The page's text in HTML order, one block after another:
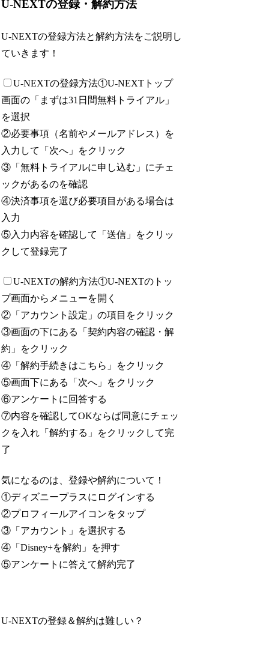
U-NEXTの登録・解約方法
U-NEXTの登録方法と解約方法をご説明し
ていきます！
U-NEXTの登録方法①U-NEXTトップ
画面の「まずは31日間無料トライアル」
を選択
②必要事項（名前やメールアドレス）を
入力して「次へ」をクリック
③「無料トライアルに申し込む」にチェ
ックがあるのを確認
④決済事項を選び必要項目がある場合は
入力
⑤入力内容を確認して「送信」をクリッ
クして登録完了
U-NEXTの解約方法①U-NEXTのトッ
プ画面からメニューを開く
②「アカウント設定」の項目をクリック
③画面の下にある「契約内容の確認・解
約」をクリック
④「解約手続きはこちら」をクリック
⑤画面下にある「次へ」をクリック
⑥アンケートに回答する
⑦内容を確認してOKならば同意にチェッ
クを入れ「解約する」をクリックして完
了
気になるのは、登録や解約について！
①ディズニープラスにログインする
②プロフィールアイコンをタップ
③「アカウント」を選択する
④「Disney+を解約」を押す
⑤アンケートに答えて解約完了
U-NEXTの登録＆解約は難しい？